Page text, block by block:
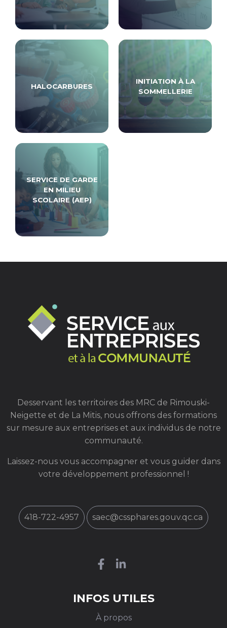
HALOCARBURES
INITIATION À LA
SOMMELLERIE
SERVICE DE GARDE
EN MILIEU
SCOLAIRE (AEP)
Desservant les territoires des MRC de Rimouski-
Neigette et de La Mitis, nous offrons des formations
sur mesure aux entreprises et aux individus de notre
communauté.
Laissez-nous vous accompagner et vous guider dans
votre développement professionnel !
418-722-4957 saec@cssphares.gouv.qc.ca
INFOS UTILES
À propos